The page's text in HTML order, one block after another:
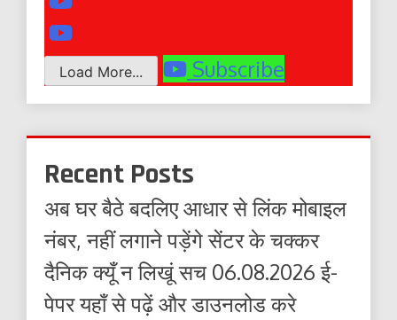
Load More... Subscribe
Recent Posts
अब घर बैठे बदलिए आधार से लिंक मोबाइल
नंबर, नहीं लगाने पड़ेंगे सेंटर के चक्कर
दैनिक क्यूँ न लिखूं सच 06.08.2026 ई-
पेपर यहाँ से पढ़ें और डाउनलोड करे